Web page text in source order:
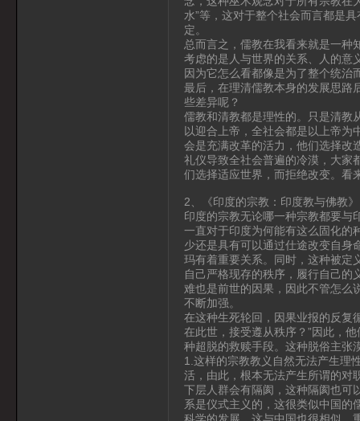
水”等，这对于整个社会而言都是
定。
总而言之，儒教在我看来就是一种
考虑的是人与世界的关系、人的意
因为它怎么看都像是为了整个统治
最后，在理清儒教本身的发展思路
些差异呢？
儒教和清教都是理性的。只是清教
以迎合上帝，全社会都是以上帝为
会是充满改革的活力，他们选择改
礼仪导致全社会普遍的冷漠，大家
们选择适应世界，而拒绝改变。看
2、《印度的宗教：印度教与佛教》
印度的宗教无论哪一种宗教都要与
一直对于印度为何能有这么固化的
少还是具有可以通过仕途改变自身
玛有着重要关系。同时，这种被定
自己严格现存的秩序，履行自己的
难也是前世的因果，因此不管怎么
不断加强。
在这种生死轮回，因果业报的反复
在此世，接受遵从秩序？”因此，
种超脱的救赎手段。这种脱俗主张
1.这样的宗教教义自然无法产生理
活，由此，根本无法产生所谓的对
下层人群会有隔阂，这种隔阂也可
系是仪式主义的，这很类似中国的
科学的发展，这与中国也很相似，